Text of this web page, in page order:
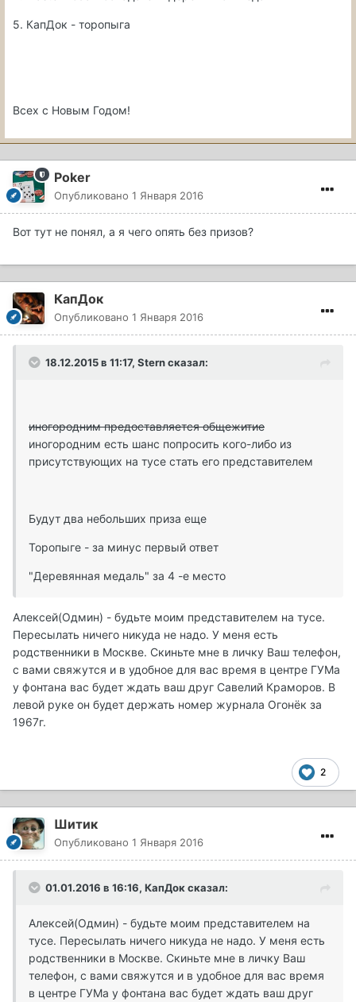
5. КапДок - торопыга
Всех с Новым Годом!
Poker
Опубликовано 1 Января 2016
Вот тут не понял, а я чего опять без призов?
КапДок
Опубликовано 1 Января 2016
18.12.2015 в 11:17, Stern сказал:
иногородним предоставляется общежитие
иногородним есть шанс попросить кого-либо из
присутствующих на тусе стать его представителем
Будут два небольших приза еще
Торопыге - за минус первый ответ
"Деревянная медаль" за 4 -е место
Алексей(Одмин) - будьте моим представителем на тусе.
Пересылать ничего никуда не надо. У меня есть
родственники в Москве. Скиньте мне в личку Ваш телефон,
с вами свяжутся и в удобное для вас время в центре ГУМа
у фонтана вас будет ждать ваш друг Савелий Краморов. В
левой руке он будет держать номер журнала Огонёк за
1967г.
2
Шитик
Опубликовано 1 Января 2016
01.01.2016 в 16:16, КапДок сказал:
Алексей(Одмин) - будьте моим представителем на
тусе. Пересылать ничего никуда не надо. У меня есть
родственники в Москве. Скиньте мне в личку Ваш
телефон, с вами свяжутся и в удобное для вас время
в центре ГУМа у фонтана вас будет ждать ваш друг